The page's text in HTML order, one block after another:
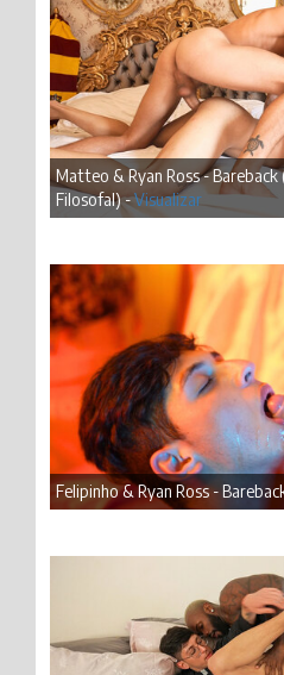
Matteo & Ryan Ross - Bareback
Filosofal) -Visualizar
Felipinho & Ryan Ross -